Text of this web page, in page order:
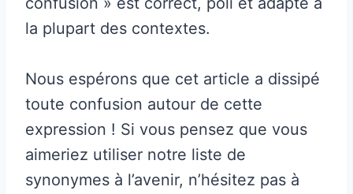
la plupart des contextes.
Nous espérons que cet article a dissipé
toute confusion autour de cette
expression ! Si vous pensez que vous
aimeriez utiliser notre liste de
synonymes à l’avenir, n’hésitez pas à